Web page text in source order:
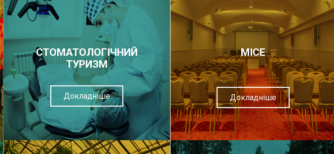
СТОМАТОЛОГІЧНИЙ
ТУРИЗМ
Докладніше
МІСЕ
Докладніше